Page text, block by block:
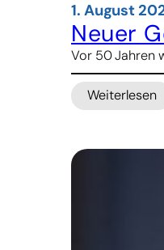
1. August
Neuer
Vor 50 Jahren
Weiterlesen
: